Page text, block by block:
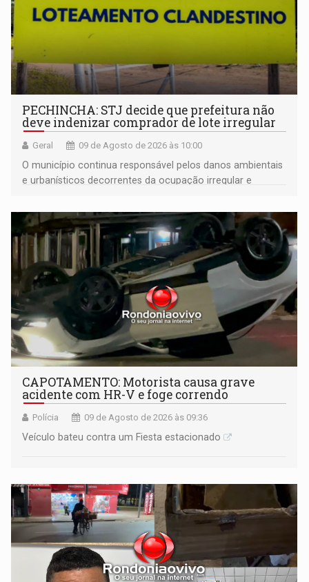
PECHINCHA: STJ decide que prefeitura não
deve indenizar comprador de lote irregular
Geral 09 de Agosto de 2026 às 10:00
O município continua responsável pelos danos ambientais
e urbanísticos decorrentes da ocupação irregular e
CAPOTAMENTO: Motorista causa grave
acidente com HR-V e foge correndo
Polícia 09 de Agosto de 2026 às 09:36
Veículo bateu contra um Fiesta estacionado